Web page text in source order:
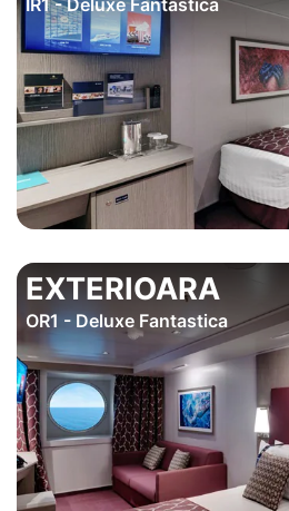
EXTERIOARA
OR1 - Deluxe Fantastica